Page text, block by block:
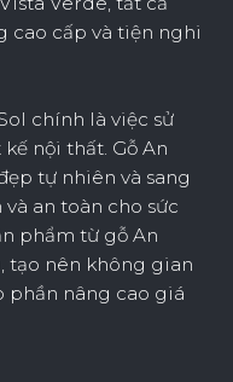
cao cấp và tiện nghi
chính là việc sử
nội thất. Gỗ An
tự nhiên và sang
an toàn cho sức
phẩm từ gỗ An
tạo nên không gian
phần nâng cao giá